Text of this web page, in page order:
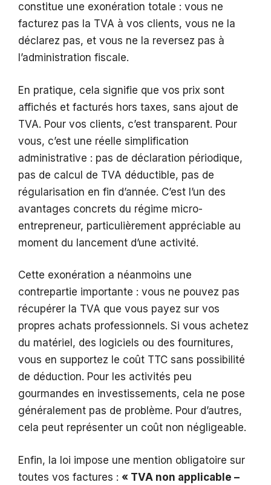
constitue une exonération totale : vous ne
facturez pas la TVA à vos clients, vous ne la
déclarez pas, et vous ne la reversez pas à
l’administration fiscale.
En pratique, cela signifie que vos prix sont
affichés et facturés hors taxes, sans ajout de
TVA. Pour vos clients, c’est transparent. Pour
vous, c’est une réelle simplification
administrative : pas de déclaration périodique,
pas de calcul de TVA déductible, pas de
régularisation en fin d’année. C’est l’un des
avantages concrets du régime micro-
entrepreneur, particulièrement appréciable au
moment du lancement d’une activité.
Cette exonération a néanmoins une
contrepartie importante : vous ne pouvez pas
récupérer la TVA que vous payez sur vos
propres achats professionnels. Si vous achetez
du matériel, des logiciels ou des fournitures,
vous en supportez le coût TTC sans possibilité
de déduction. Pour les activités peu
gourmandes en investissements, cela ne pose
généralement pas de problème. Pour d’autres,
cela peut représenter un coût non négligeable.
Enfin, la loi impose une mention obligatoire sur
toutes vos factures : « TVA non applicable –